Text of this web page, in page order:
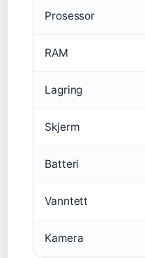
Prosessor
RAM
Lagring
Skjerm
Batteri
Vanntett
Kamera